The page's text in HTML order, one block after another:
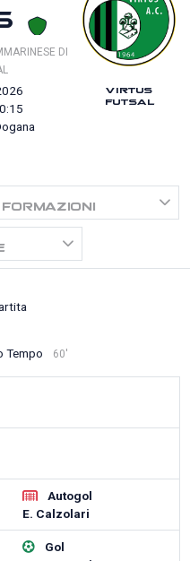
DI
FORMAZIONI
Tempo 60'
Autogol
E. Calzolari
Gol